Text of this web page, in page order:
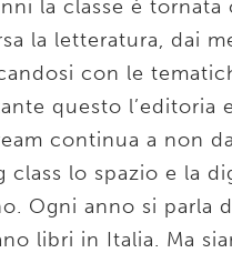
la classe è tornata
la letteratura, dai
con le
questo l’editoria
continua a non
class lo spazio e la
Ogni anno si parla
libri in Italia. Ma